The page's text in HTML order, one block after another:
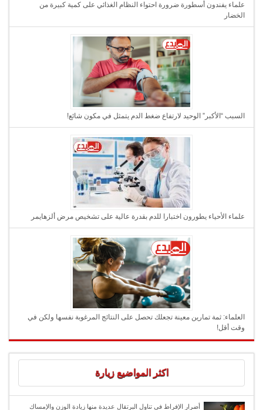
علماء يفندون أسطورة ضرورة احتواء النظام الغذائي على كمية كبيرة من
الخضار
السبب “الأكبر” الوحيد لارتفاع ضغط الدم يتمثل في مكون شائع!
علماء الأحياء يطورون اختبارا للدم بقدرة عالية على تشخيص مرض ألزهايمر
العلماء: ثمة تمارين معينة تجعلك تحصل على النتائج المرغوبة نفسها ولكن في
وقت أقل!
اكثر المواضيع زيارة
أضرار الإفراط في تناول البرتقال عديدة منها زيادة الوزن والإمساك